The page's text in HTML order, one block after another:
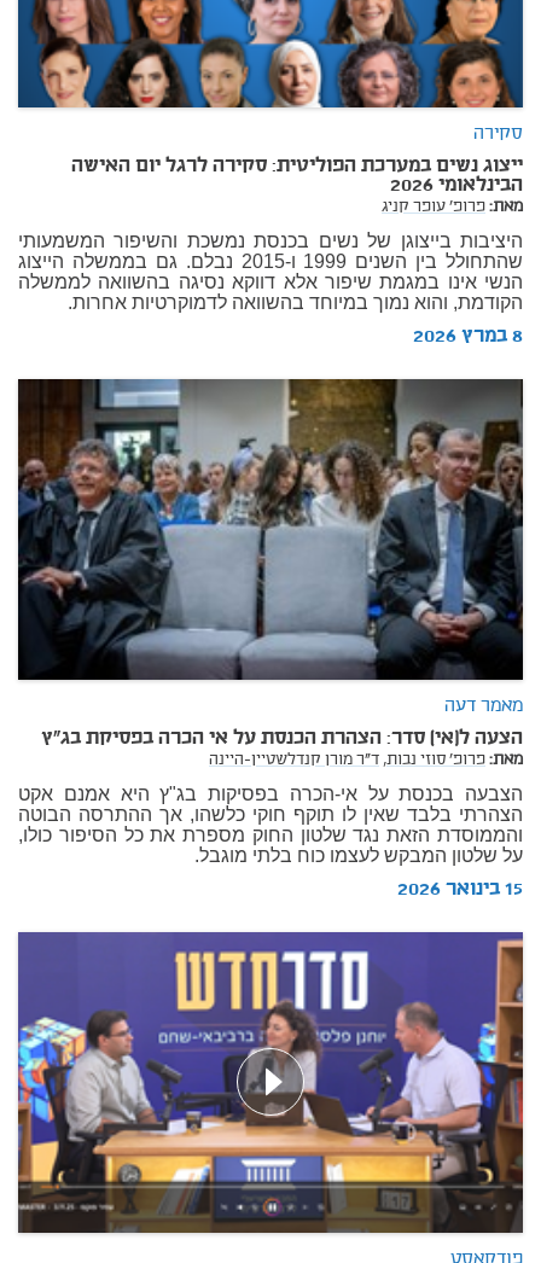
סקירה
ייצוג נשים במערכת הפוליטית: סקירה לרגל יום האישה
הבינלאומי 2026
מאת:פרופ' עופר קניג
היציבות בייצוגן של נשים בכנסת נמשכת והשיפור המשמעותי
שהתחולל בין השנים 1999 ו-2015 נבלם. גם בממשלה הייצוג
הנשי אינו במגמת שיפור אלא דווקא נסיגה בהשוואה לממשלה
הקודמת, והוא נמוך במיוחד בהשוואה לדמוקרטיות אחרות.
8 במרץ 2026
מאמר דעה
הצעה ל(אי) סדר: הצהרת הכנסת על אי הכרה בפסיקת בג"ץ
מאת:פרופ' סוזי נבות, ד"ר מורן קנדלשטיין-היינה
הצבעה בכנסת על אי-הכרה בפסיקות בג"ץ היא אמנם אקט
הצהרתי בלבד שאין לו תוקף חוקי כלשהו, אך ההתרסה הבוטה
והממוסדת הזאת נגד שלטון החוק מספרת את כל הסיפור כולו,
על שלטון המבקש לעצמו כוח בלתי מוגבל.
15 בינואר 2026